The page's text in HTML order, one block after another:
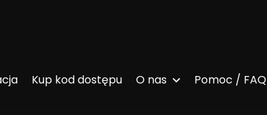
Kup kod dostępu O nas Pomoc / FAQ